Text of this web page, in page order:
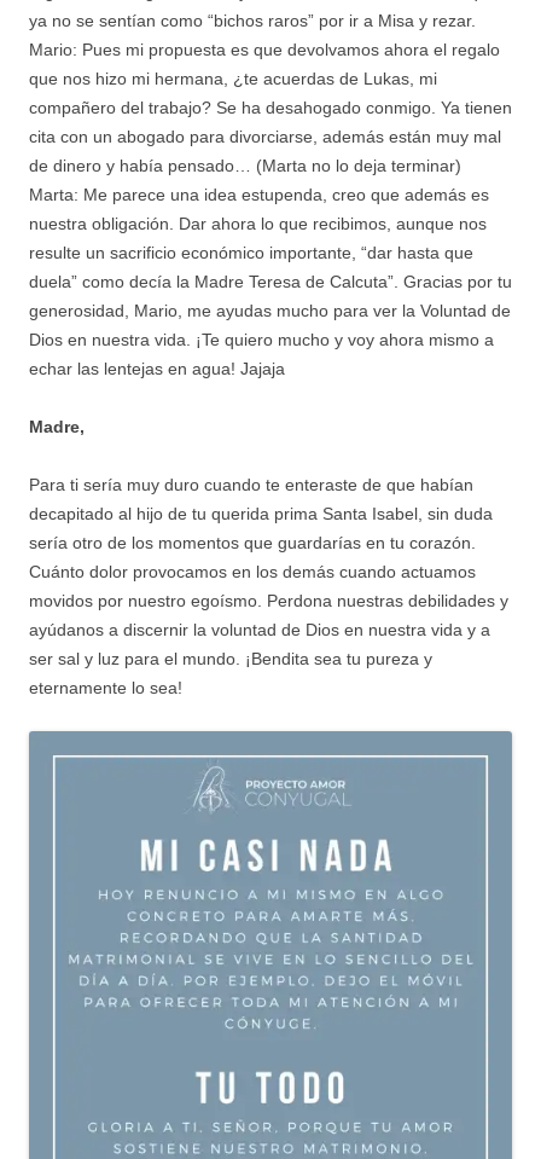
ya no se sentían como “bichos raros” por ir a Misa y rezar.
Mario: Pues mi propuesta es que devolvamos ahora el regalo
que nos hizo mi hermana, ¿te acuerdas de Lukas, mi
compañero del trabajo? Se ha desahogado conmigo. Ya tienen
cita con un abogado para divorciarse, además están muy mal
de dinero y había pensado… (Marta no lo deja terminar)
Marta: Me parece una idea estupenda, creo que además es
nuestra obligación. Dar ahora lo que recibimos, aunque nos
resulte un sacrificio económico importante, “dar hasta que
duela” como decía la Madre Teresa de Calcuta”. Gracias por tu
generosidad, Mario, me ayudas mucho para ver la Voluntad de
Dios en nuestra vida. ¡Te quiero mucho y voy ahora mismo a
echar las lentejas en agua! Jajaja
Madre,
Para ti sería muy duro cuando te enteraste de que habían
decapitado al hijo de tu querida prima Santa Isabel, sin duda
sería otro de los momentos que guardarías en tu corazón.
Cuánto dolor provocamos en los demás cuando actuamos
movidos por nuestro egoísmo. Perdona nuestras debilidades y
ayúdanos a discernir la voluntad de Dios en nuestra vida y a
ser sal y luz para el mundo. ¡Bendita sea tu pureza y
eternamente lo sea!